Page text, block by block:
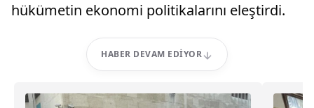
hükümetin ekonomi politikalarını eleştirdi.
HABER DEVAM EDIYOR